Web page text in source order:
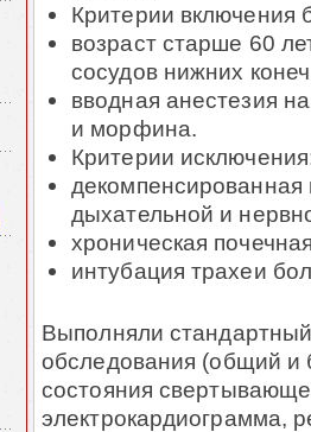
Критерии включения
возраст старше 60
сосудов нижних
вводная анестезия
и морфина.
Критерии
декомпенсированная
дыхательной и
хроническая
интубация трахеи
Выполняли
обследования (общий и
состояния
электрокардиограмма,